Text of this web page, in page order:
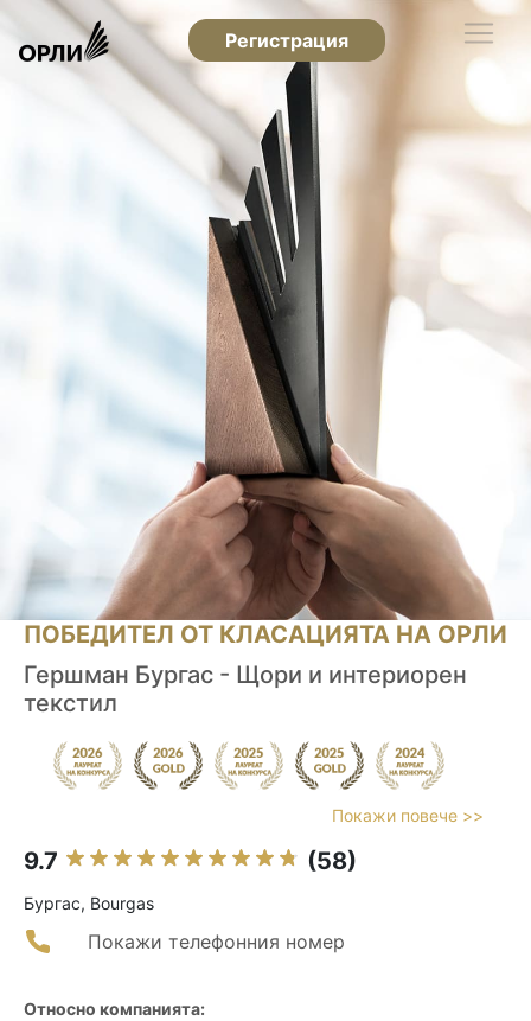
Регистрация
ПОБЕДИТЕЛ ОТ КЛАСАЦИЯТА НА ОРЛИ
Гершман Бургас - Щори и интериорен
текстил
Покажи повече >>
9.7 (58)
Бургас, Bourgas
Покажи телефонния номер
Относно компанията: